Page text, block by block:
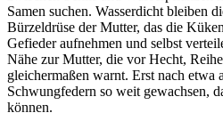
Samen suchen. Wasserdicht bleiben
Bürzeldrüse der Mutter, das die
Gefieder aufnehmen und selbst
Nähe zur Mutter, die vor Hecht,
gleichermaßen warnt. Erst nach etwa
Schwungfedern so weit gewachsen,
können.